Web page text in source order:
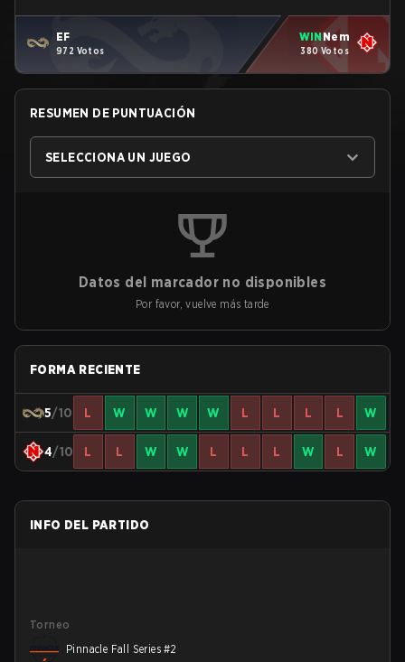
EF
972 Votos
WINNem
380 Votos
RESUMEN DE PUNTUACIÓN
SELECCIONA UN JUEGO
Datos del marcador no disponibles
Por favor, vuelve más tarde
FORMA RECIENTE
5/10 L W W W W L L L L W
4/10 L L W W L L L W L W
INFO DEL PARTIDO
Torneo
Pinnacle Fall Series #2